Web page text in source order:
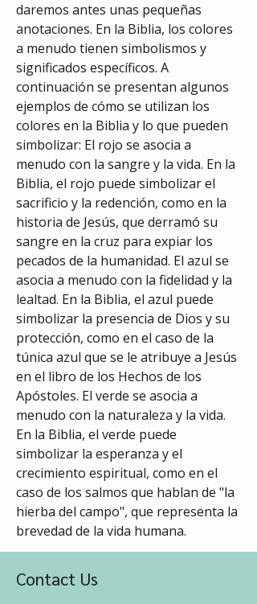
daremos antes unas pequeñas
anotaciones. En la Biblia, los colores
a menudo tienen simbolismos y
significados específicos. A
continuación se presentan algunos
ejemplos de cómo se utilizan los
colores en la Biblia y lo que pueden
simbolizar: El rojo se asocia a
menudo con la sangre y la vida. En la
Biblia, el rojo puede simbolizar el
sacrificio y la redención, como en la
historia de Jesús, que derramó su
sangre en la cruz para expiar los
pecados de la humanidad. El azul se
asocia a menudo con la fidelidad y la
lealtad. En la Biblia, el azul puede
simbolizar la presencia de Dios y su
protección, como en el caso de la
túnica azul que se le atribuye a Jesús
en el libro de los Hechos de los
Apóstoles. El verde se asocia a
menudo con la naturaleza y la vida.
En la Biblia, el verde puede
simbolizar la esperanza y el
crecimiento espiritual, como en el
caso de los salmos que hablan de "la
hierba del campo", que representa la
brevedad de la vida humana.
Contact Us